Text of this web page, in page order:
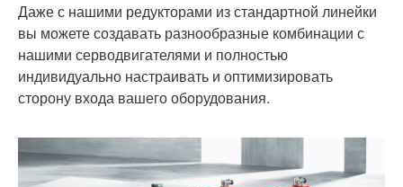
Даже с нашими редукторами из стандартной линейки
вы можете создавать разнообразные комбинации с
нашими серводвигателями и полностью
индивидуально настраивать и оптимизировать
сторону входа вашего оборудования.